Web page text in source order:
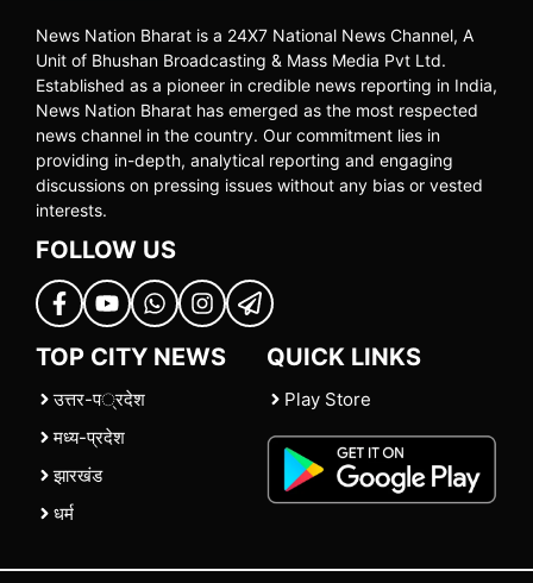
News Nation Bharat is a 24X7 National News Channel, A
Unit of Bhushan Broadcasting & Mass Media Pvt Ltd.
Established as a pioneer in credible news reporting in India,
News Nation Bharat has emerged as the most respected
news channel in the country. Our commitment lies in
providing in-depth, analytical reporting and engaging
discussions on pressing issues without any bias or vested
interests.
FOLLOW US
TOP CITY NEWS
उत्तर-प्रदेश
मध्य-प्रदेश
झारखंड
धर्म
QUICK LINKS
Play Store